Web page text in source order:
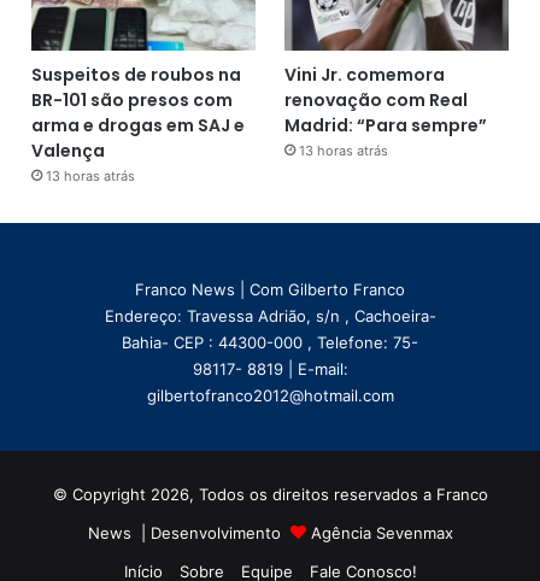
Suspeitos de roubos na
BR-101 são presos com
arma e drogas em SAJ e
Valença
13 horas atrás
Vini Jr. comemora
renovação com Real
Madrid: “Para sempre”
13 horas atrás
Franco News | Com Gilberto Franco
Endereço: Travessa Adrião, s/n , Cachoeira-
Bahia- CEP : 44300-000 , Telefone: 75-
98117- 8819 | E-mail:
gilbertofranco2012@hotmail.com
© Copyright 2026, Todos os direitos reservados a Franco
News | Desenvolvimento
Agência Sevenmax
Início
Sobre Equipe Fale Conosco!